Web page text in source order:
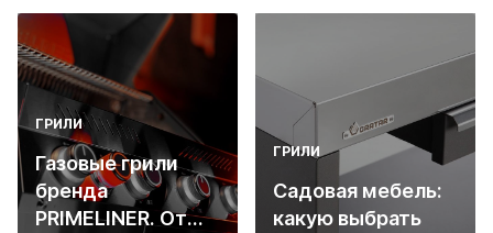
ГРИЛИ
Газовые грили
бренда
PRIMELINER. От
ГРИЛИ
Садовая мебель:
какую выбрать